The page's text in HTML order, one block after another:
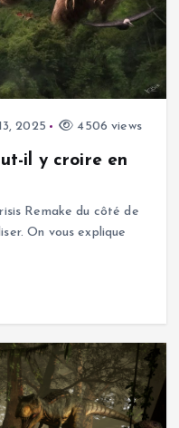
2025 4506 views
il y croire en
Remake du côté de
On vous explique